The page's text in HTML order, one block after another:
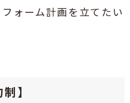
ォーム計画を立てたい
】